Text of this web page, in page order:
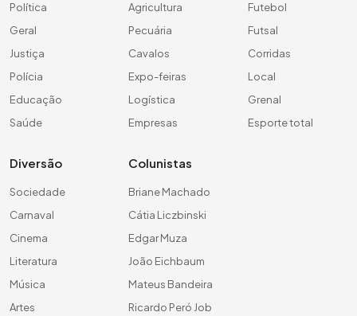
Política
Geral
Justiça
Polícia
Educação
Saúde
Agricultura
Pecuária
Cavalos
Expo-feiras
Logística
Empresas
Futebol
Futsal
Corridas
Local
Grenal
Esporte total
Diversão
Sociedade
Carnaval
Cinema
Literatura
Música
Artes
Colunistas
Briane Machado
Cátia Liczbinski
Edgar Muza
João Eichbaum
Mateus Bandeira
Ricardo Peró Job